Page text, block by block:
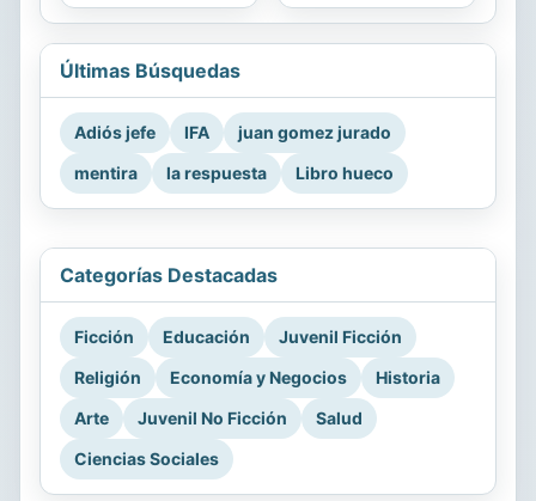
Últimas Búsquedas
Adiós jefe IFA
juan gomez jurado
mentira
la respuesta Libro hueco
Categorías Destacadas
Ficción Educación
Juvenil Ficción
Religión
Economía y Negocios
Historia
Arte
Juvenil No Ficción
Salud
Ciencias Sociales